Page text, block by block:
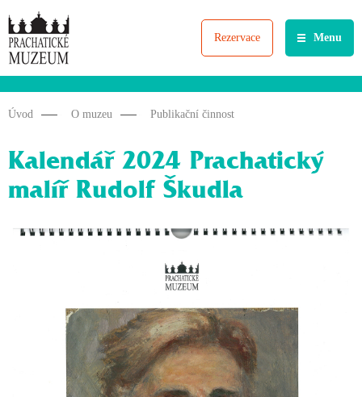
Menu
Rezervace
Úvod O muzeu Publikační činnost
Kalendář 2024 Prachatický
malíř Rudolf Škudla